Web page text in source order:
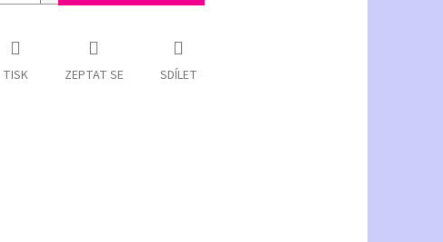
TISK ZEPTAT SE SDÍLET